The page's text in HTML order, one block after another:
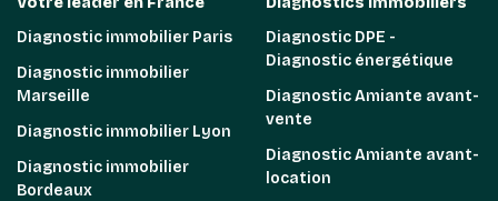
Diagnostic immobilier Paris
Diagnostic immobilier
Marseille
Diagnostic immobilier Lyon
Diagnostic immobilier
Bordeaux
Diagnostic DPE -
Diagnostic énergétique
Diagnostic Amiante avant-
vente
Diagnostic Amiante avant-
location